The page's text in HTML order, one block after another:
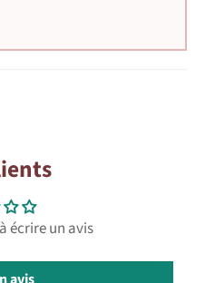
écrire un avis